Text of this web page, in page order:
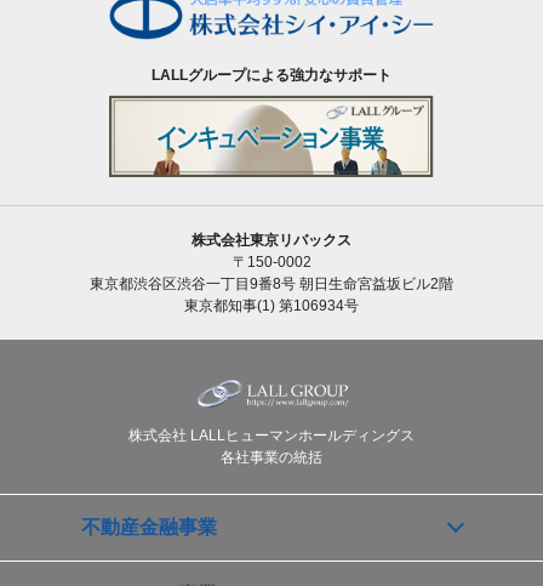
LALLグループによる強力なサポート
株式会社東京リバックス
〒150-0002
東京都渋谷区渋谷一丁目9番8号 朝日生命宮益坂ビル2階
東京都知事(1) 第106934号
株式会社 LALLヒューマンホールディングス
各社事業の統括
不動産金融事業